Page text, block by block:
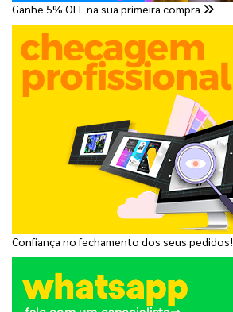
Ganhe 5% OFF na sua primeira compra
Confiança no fechamento dos seus pedidos!